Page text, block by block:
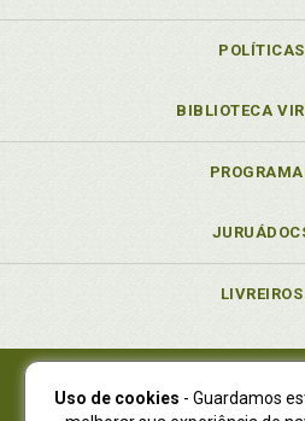
POLÍTICAS
BIBLIOTECA
LIVREIROS
Juruá Editora Ltda., CNPJ
Uso de cookies - Guardamos